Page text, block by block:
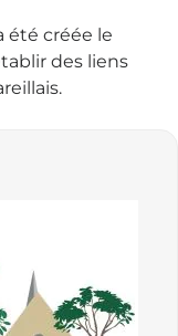
été créée le
des liens